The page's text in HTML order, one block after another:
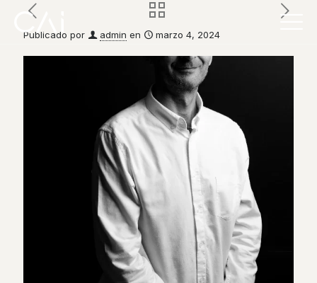
Publicado por admin en marzo 4, 2024